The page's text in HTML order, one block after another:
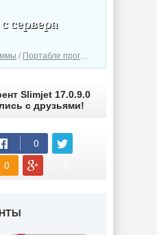
/ Портабле программы
Slimjet 17.0.9.0
с друзьями!